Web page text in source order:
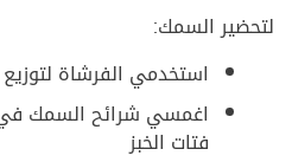
لتحضير السمك:
استخدمي الفرشاة
اغمسي شرائح السمك
فتات الخبز